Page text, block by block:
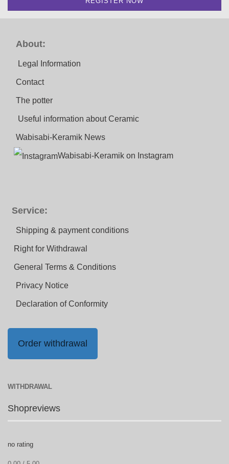
About:
Legal Information
Contact
The potter
Useful information about Ceramic
Wabisabi-Keramik News
Wabisabi-Keramik on Instagram
Service:
Shipping & payment conditions
Right for Withdrawal
General Terms & Conditions
Privacy Notice
Declaration of Conformity
Order withdrawal
WITHDRAWAL
Shopreviews
no rating